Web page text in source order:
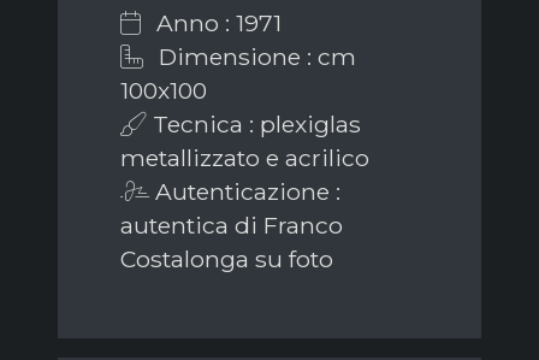
Anno : 1971
Dimensione : cm
100x100
Tecnica : plexiglas
metallizzato e acrilico
Autenticazione :
autentica di Franco
Costalonga su foto